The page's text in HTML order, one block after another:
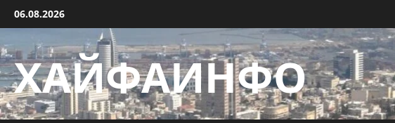
Перейти
к
содержимому
06.08.2026
ХАЙФАИНФО